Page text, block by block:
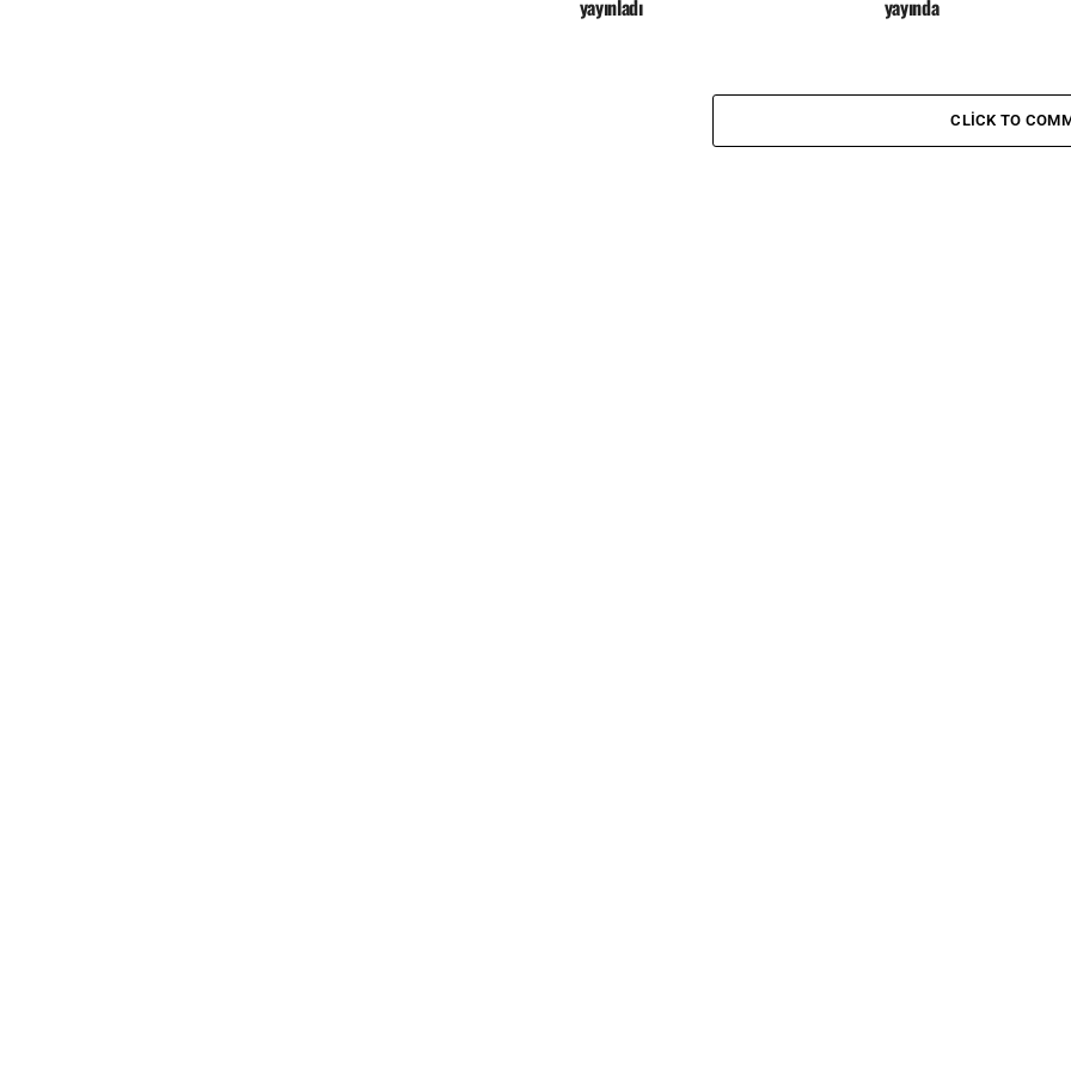
yayınladı yayında
CLICK TO